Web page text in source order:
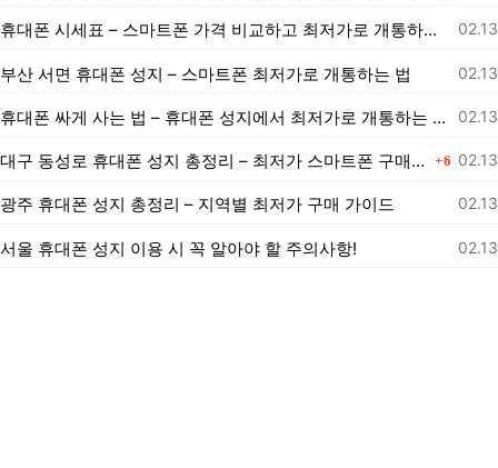
등록
02.13
휴대폰 시세표 – 스마트폰 가격 비교하고 최저가로 개통하는 법
등록
02.13
부산 서면 휴대폰 성지 – 스마트폰 최저가로 개통하는 법
등록
02.13
휴대폰 싸게 사는 법 – 휴대폰 성지에서 최저가로 개통하는 노하우
등록
02.13
대구 동성로 휴대폰 성지 총정리 – 최저가 스마트폰 구매 가이드 댓글
6
등록
02.13
광주 휴대폰 성지 총정리 – 지역별 최저가 구매 가이드
등록
02.13
서울 휴대폰 성지 이용 시 꼭 알아야 할 주의사항!